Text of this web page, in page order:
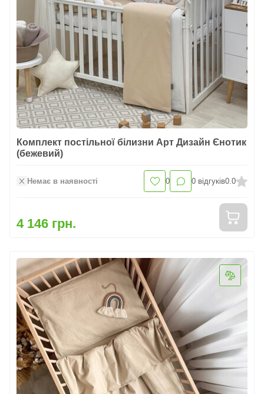
Комплект постільної білизни Арт Дизайн Єнотик
(бежевий)
Немає в наявності 0 0 відгуків0.0
4 146 грн.